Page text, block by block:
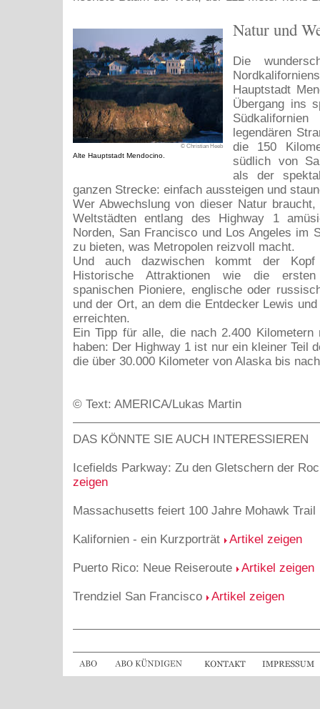
© Christian Heeb
Alte Hauptstadt Mendocino.
Natur und
Die
Hauptstadt
Übergang ins
legendären
die 150
südlich von
als der
ganzen Strecke: einfach aussteigen und
Wer Abwechslung von dieser Natur
Weltstädten entlang des Highway 1
Norden, San Francisco und Los Angeles im
zu bieten, was Metropolen reizvoll macht.
Und auch dazwischen kommt der
Historische Attraktionen wie die
spanischen Pioniere, englische oder
und der Ort, an dem die Entdecker Lewis
erreichten.
Ein Tipp für alle, die nach 2.400 Kilometern
haben: Der Highway 1 ist nur ein kleiner Teil
die über 30.000 Kilometer von Alaska bis
© Text: AMERICA/Lukas Martin
DAS KÖNNTE SIE AUCH INTERESSIEREN
Icefields Parkway: Zu den Gletschern der
zeigen
Massachusetts feiert 100 Jahre Mohawk Trail
Kalifornien - ein Kurzporträt Artikel zeigen
Puerto Rico: Neue Reiseroute Artikel zeigen
Trendziel San Francisco Artikel zeigen